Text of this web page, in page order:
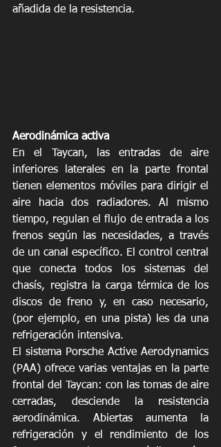
añadida de la resistencia.
Aerodinámica activa
En el Taycan, las entradas de aire
inferiores laterales en la parte frontal
tienen elementos móviles para dirigir el
aire hacia dos radiadores. Al mismo
tiempo, regulan el flujo de entrada a los
frenos según las necesidades, a través
de un canal específico. El control central
que conecta todos los sistemas del
chasís, registra la carga térmica de los
discos de freno y, en caso necesario,
(por ejemplo, en una pista) les da una
refrigeración intensiva.
El sistema Porsche Active Aerodynamics
(PAA) ofrece varias ventajas en la parte
frontal del Taycan: con las tomas de aire
cerradas, desciende la resistencia
aerodinámica. Abiertas aumenta la
refrigeración y el rendimiento de los